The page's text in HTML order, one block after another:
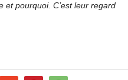
et pourquoi. C’est leur regard